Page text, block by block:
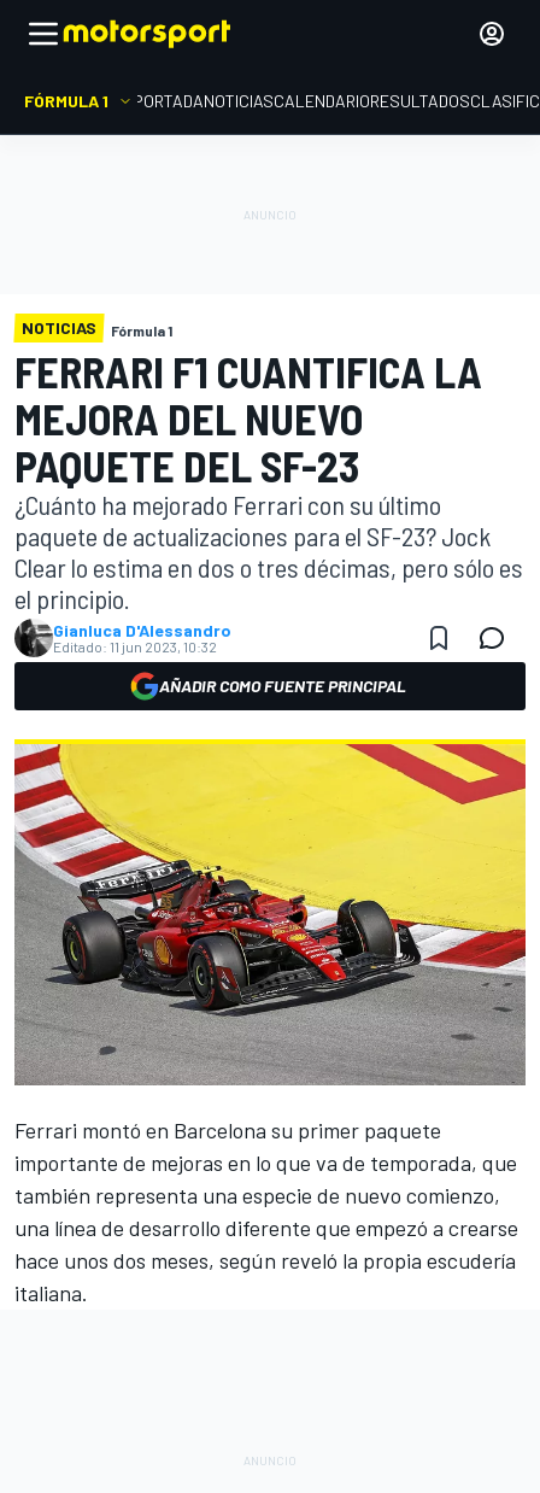
FÓRMULA 1 PORTADANOTICIASCALENDARIORESULTADOS
NOTICIAS Fórmula 1
FERRARI F1 CUANTIFICA LA
MEJORA DEL NUEVO
PAQUETE DEL SF-23
¿Cuánto ha mejorado Ferrari con su último
paquete de actualizaciones para el SF-23? Jock
Clear lo estima en dos o tres décimas, pero sólo es
el principio.
Gianluca D'Alessandro
Editado: 11 jun 2023, 10:32
AÑADIR COMO FUENTE PRINCIPAL
Ferrari montó en Barcelona su primer paquete
importante de mejoras en lo que va de temporada, que
también representa una especie de nuevo comienzo,
una línea de desarrollo diferente que empezó a crearse
hace unos dos meses, según reveló la propia escudería
italiana.